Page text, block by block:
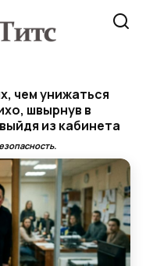
чем унижаться
швырнув в
из кабинета